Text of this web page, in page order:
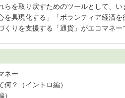
らを取り戻すためのツールとして、
を具現化する」「ボランティア経済
りを支援する「通貨」がエコマネー
ネー
？（イントロ編）